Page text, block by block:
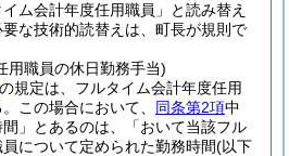
ム会計年度任用職員」と読み替え
な技術的読替えは、町長が規則で
用職員の休日勤務手当)
の規定は、フルタイム会計年度任用
この場合において、 同条第2項中
間」とあるのは、「おいて当該フル
について定められた勤務時間(以下